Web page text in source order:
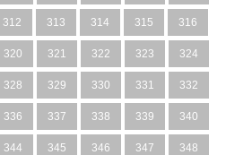
312 313 314 315 316
320 321 322 323 324
328 329 330 331 332
336 337 338 339 340
344 345 346 347 348